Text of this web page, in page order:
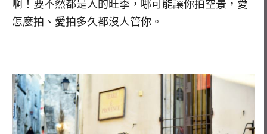
啊！要不然都是人的旺季，哪可能讓你拍空景，愛
怎麼拍、愛拍多久都沒人管你。